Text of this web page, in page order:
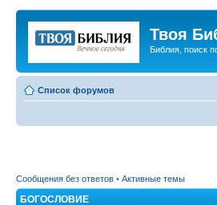
Твоя
Библия, поиск
Список форумов
Сообщения без ответов • Активные темы
БОГОСЛОВИЕ